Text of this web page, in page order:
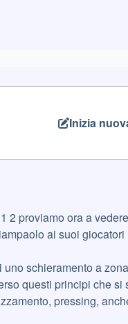
Inizia
proviamo ora a
ai suoi
schieramento a
questi principi che
pressing,